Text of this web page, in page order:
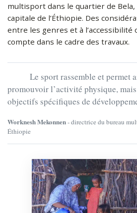
multisport dans le quartier de Bela,
capitale de l’Éthiopie. Des
entre les genres et à
compte dans le cadre des travaux.
Le sport rassemble et permet
promouvoir l’activité physique,
objectifs spécifiques de
Worknesh Mekonnen- directrice du bureau
Éthiopie